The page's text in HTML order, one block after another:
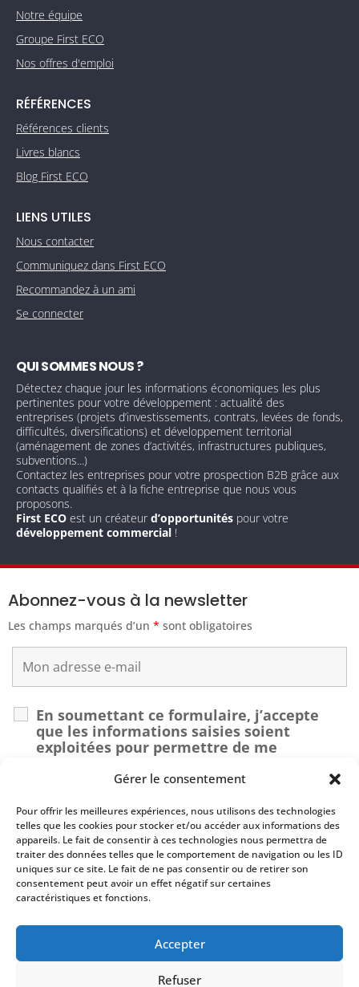
Gérer le consentement
Pour offrir les meilleures expériences, nous utilisons des technologies
telles que les cookies pour stocker et/ou accéder aux informations des
appareils. Le fait de consentir à ces technologies nous permettra de
traiter des données telles que le comportement de navigation ou les ID
uniques sur ce site. Le fait de ne pas consentir ou de retirer son
consentement peut avoir un effet négatif sur certaines
caractéristiques et fonctions.
Accepter
Refuser
Notre équipe
Groupe First ECO
Nos offres d'emploi
RÉFÉRENCES
Références clients
Livres blancs
Blog First ECO
LIENS UTILES
Nous contacter
Communiquez dans First ECO
Recommandez à un ami
Se connecter
QUI SOMMES NOUS ?
Détectez chaque jour les informations économiques les plus
pertinentes pour votre développement : actualité des
entreprises (projets d’investissements, contrats, levées de fonds,
difficultés, diversifications) et développement territorial
(aménagement de zones d’activités, infrastructures publiques,
subventions...)
Contactez les entreprises pour votre prospection B2B grâce aux
contacts qualifiés et à la fiche entreprise que nous vous
proposons.
First ECO est un créateurd’opportunités pour votre
développement commercial !
Abonnez-vous à la newsletter
Les champs marqués d’un * sont obligatoires
En soumettant ce formulaire, j’accepte
que les informations saisies soient
exploitées pour permettre de me
Recaptcha v2
En renseignant votre adresse email, vous acceptez de recevoir par
newsletter nos derniers articles de blog et prenez connaissance de notre